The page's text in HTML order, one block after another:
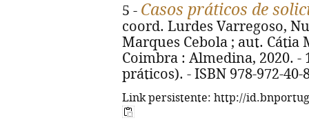
5 - Casos práticos de
coord. Lurdes Varregoso,
Marques Cebola ; aut. Cátia
Coimbra : Almedina, 2020. -
práticos). - ISBN 978-972-40-
Link persistente: http://